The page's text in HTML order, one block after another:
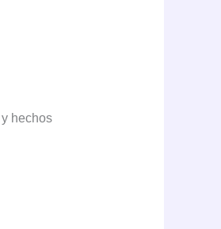
hechos